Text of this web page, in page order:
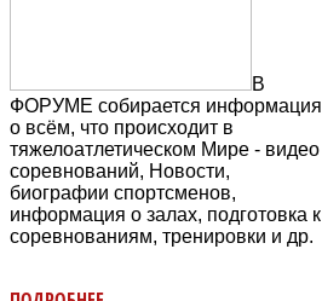
В
ФОРУМЕ собирается информация
о всём, что происходит в
тяжелоатлетическом Мире - видео
соревнований, Новости,
биографии спортсменов,
информация о залах, подготовка к
соревнованиям, тренировки и др.